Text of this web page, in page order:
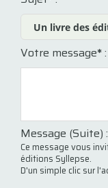
Votre message*:
Message (Suite) :
Ce message vous
éditions Syllepse.
D'un simple clic sur